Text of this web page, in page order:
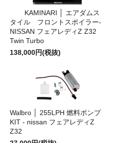
KAMINARI │ エアダムス
タイル フロントスポイラー-
NISSAN フェアレディZ Z32
Twin Turbo
138,000円(税抜)
Walbro │ 255LPH 燃料ポンプ
KIT - nissan フェアレディZ
Z32